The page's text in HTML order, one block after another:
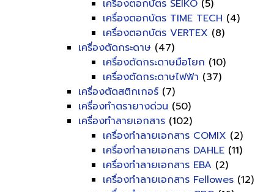
เครื่องตอกบัตร SEIKO (5)
เครื่องตอกบัตร TIME TECH (4)
เครื่องตอกบัตร VERTEX (8)
เครื่องตัดกระดาษ (47)
เครื่องตัดกระดาษมือโยก (10)
เครื่องตัดกระดาษไฟฟ้า (37)
เครื่องตัดสติกเกอร์ (7)
เครื่องทำตรายางด่วน (50)
เครื่องทำลายเอกสาร (102)
เครื่องทำลายเอกสาร COMIX (2)
เครื่องทำลายเอกสาร DAHLE (11)
เครื่องทำลายเอกสาร EBA (2)
เครื่องทำลายเอกสาร Fellowes (12)